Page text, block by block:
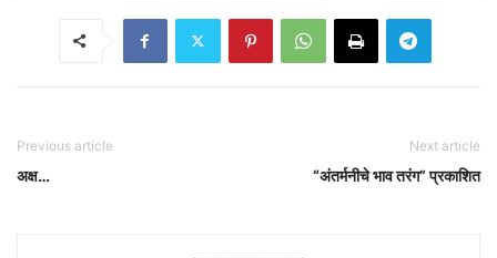
Previous article
अक्ष…
Next article
“अंतर्मनीचे भाव तरंग” प्रकाशित